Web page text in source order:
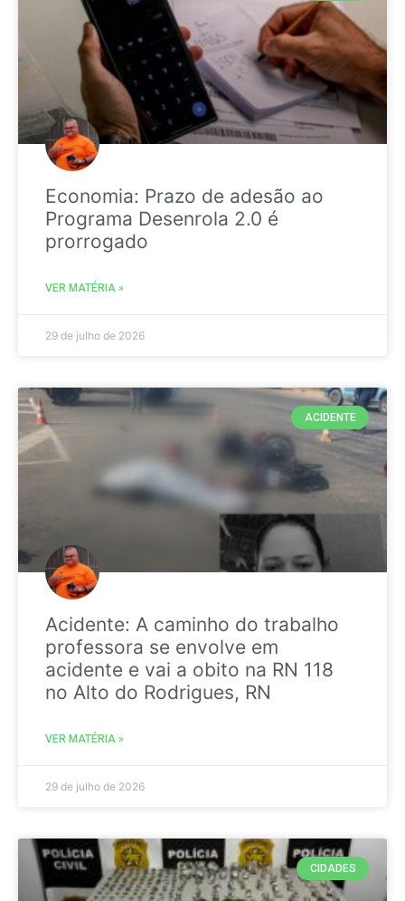
Economia: Prazo de adesão ao
Programa Desenrola 2.0 é
prorrogado
VER MATÉRIA »
29 de julho de 2026
ACIDENTE
Acidente: A caminho do trabalho
professora se envolve em
acidente e vai a obito na RN 118
no Alto do Rodrigues, RN
VER MATÉRIA »
29 de julho de 2026
CIDADES